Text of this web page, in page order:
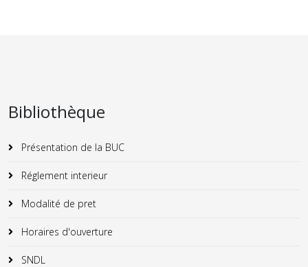
Bibliothèque
Présentation de la BUC
Réglement interieur
Modalité de pret
Horaires d'ouverture
SNDL